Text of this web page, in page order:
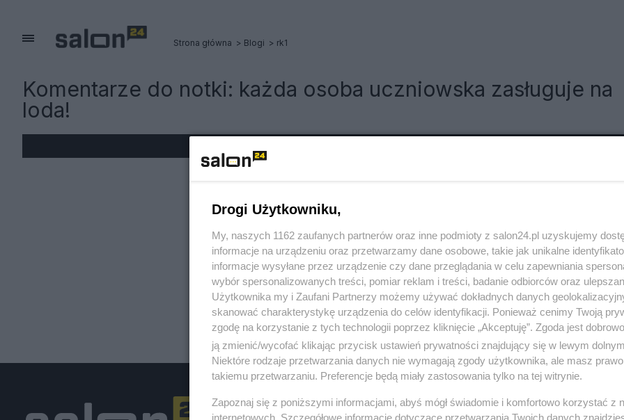
Strona główna Blogi rk1
Komentarze do notki: każda osoba uczniowska zasługuje na
loda!
Polityka Gospodarka
Drogi Użytkowniku,
My, naszych 1162 zaufanych partnerów oraz inne podmioty z salon24.pl uzyskujemy
informacje na urządzeniu oraz przetwarzamy dane osobowe, takie jak unikalne
informacje wysyłane przez urządzenie czy dane przeglądania w celu zapewniania
wybór spersonalizowanych treści, pomiar reklam i treści, badanie odbiorców oraz
Użytkownika my i Zaufani Partnerzy możemy używać dokładnych danych
skanować charakterystykę urządzenia do celów identyfikacji. Ponieważ cenimy Twoją
zgodę na korzystanie z tych technologii poprzez kliknięcie „Akceptuję”. Zgoda jest
ją zmienić/wycofać klikając przycisk ustawień prywatności znajdujący się w lewym
Niektóre rodzaje przetwarzania danych nie wymagają zgody użytkownika, ale masz
takiemu przetwarzaniu. Preferencje będą miały zastosowania tylko na tej witrynie.
Zapoznaj się z poniższymi informacjami, abyś mógł świadomie i komfortowo korzystać z
internetowych. Szczegółowe informacje dotyczące przetwarzania Twoich danych